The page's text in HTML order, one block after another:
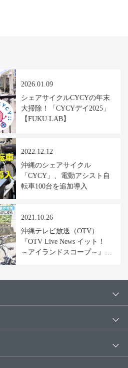
2026.01.09
シェアサイクルCYCYの年末
大掃除！「CYCYデイ2025」
【FUKU LAB】
2022.12.12
沖縄のシェアサイクル
「CYCY」、電動アシスト自
転車100台を追加導入
2021.10.26
沖縄テレビ放送（OTV）
『OTV Live News イット！
～アイランドスコープ～』に